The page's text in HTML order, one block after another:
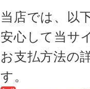
当店では、以
安心して当サ
お支払方法の
す。